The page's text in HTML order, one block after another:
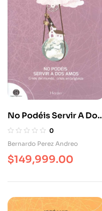
No Podéis Servir A Dos
Amos. Crisis Del
Mundo, Crisis En La
0
Bernardo Perez Andreo
$149,999.00